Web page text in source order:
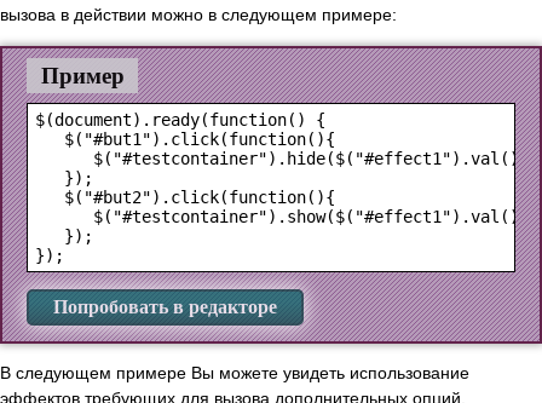
вызова в действии можно в следующем примере:
Пример
$(document).ready(function() {
   $("#but1").click(function(){
   });
   $("#but2").click(function(){
   });
Попробовать в редакторе
В следующем примере Вы можете увидеть использование
эффектов требующих для вызова дополнительных опций.